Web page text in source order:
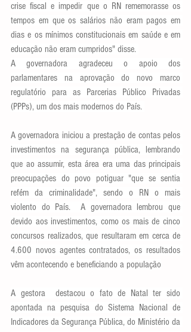
crise fiscal e impedir que o RN rememorasse os
tempos em que os salários não eram pagos em
dias e os mínimos constitucionais em saúde e em
educação não eram cumpridos" disse.
A governadora agradeceu o apoio dos
parlamentares na aprovação do novo marco
regulatório para as Parcerias Público Privadas
(PPPs), um dos mais modernos do País.
A governadora iniciou a prestação de contas pelos
investimentos na segurança pública, lembrando
que ao assumir, esta área era uma das principais
preocupações do povo potiguar "que se sentia
refém da criminalidade", sendo o RN o mais
violento do País.  A governadora lembrou que
devido aos investimentos, como os mais de cinco
concursos realizados, que resultaram em cerca de
4.600 novos agentes contratados, os resultados
vêm acontecendo e beneficiando a população
A gestora  destacou o fato de Natal ter sido
apontada na pesquisa do Sistema Nacional de
Indicadores da Segurança Pública, do Ministério da